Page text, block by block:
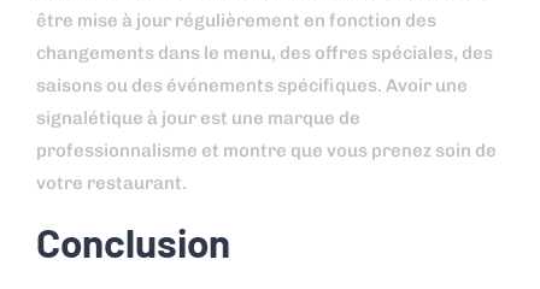
être mise à jour régulièrement en fonction des
changements dans le menu, des offres spéciales, des
saisons ou des événements spécifiques. Avoir une
signalétique à jour est une marque de
professionnalisme et montre que vous prenez soin de
votre restaurant.
Conclusion